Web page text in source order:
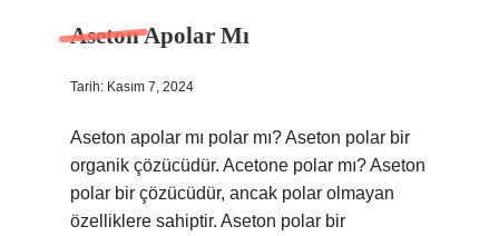
Aseton Apolar Mı
Tarih: Kasım 7, 2024
Aseton apolar mı polar mı? Aseton polar bir
organik çözücüdür. Acetone polar mı? Aseton
polar bir çözücüdür, ancak polar olmayan
özelliklere sahiptir. Aseton polar bir